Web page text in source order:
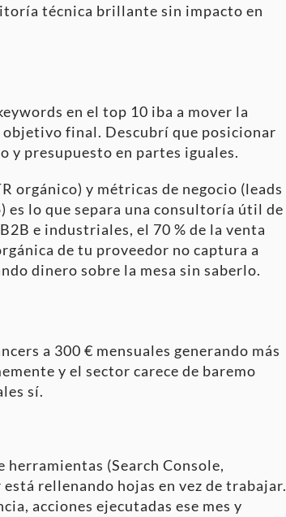
técnica brillante sin impacto en
en el top 10 iba a mover la
final. Descubrí que posicionar
y presupuesto en partes iguales.
orgánico) y métricas de negocio (leads
es lo que separa una consultoría útil de
e industriales, el 70 % de la venta
de tu proveedor no captura a
dinero sobre la mesa sin saberlo.
a 300 € mensuales generando más
y el sector carece de baremo
sí.
herramientas (Search Console,
rellenando hojas en vez de trabajar.
acciones ejecutadas ese mes y